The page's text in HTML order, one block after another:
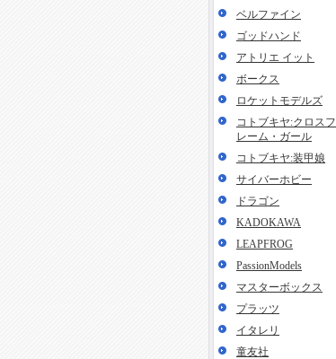
ベルファイン
ゴッドハンド
アトリエ イット
ボークス
ロケットモデルズ
コトブキヤ:クロスフ
レーム・ガール
コトブキヤ:装甲娘
サイバーホビー
ドラゴン
KADOKAWA
LEAPFROG
PassionModels
マスターボックス
プラッツ
イタレリ
童友社